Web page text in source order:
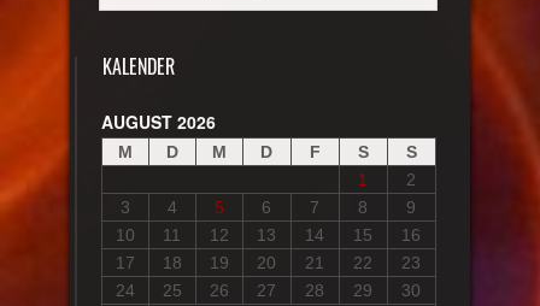
KALENDER
AUGUST 2026
M D M D F S
S
1
2
3
4 5 6 7 8
9
10
11 12 13 14 15
16
17
18 19 20 21 22
23
24
25 26 27 28 29
30